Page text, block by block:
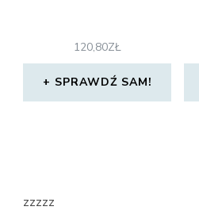
120,80ZŁ
SPRAWDŹ SAM!
zzzzz